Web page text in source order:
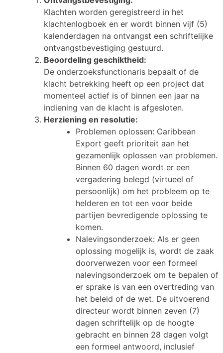
Klachten worden geregistreerd in het
klachtenlogboek en er wordt binnen vijf (5)
kalenderdagen na ontvangst een schriftelijke
ontvangstbevestiging gestuurd.
Beoordeling geschiktheid:
De onderzoeksfunctionaris bepaalt of de
klacht betrekking heeft op een project dat
momenteel actief is of binnen een jaar na
indiening van de klacht is afgesloten.
Herziening en resolutie:
Problemen oplossen: Caribbean
Export geeft prioriteit aan het
gezamenlijk oplossen van problemen.
Binnen 60 dagen wordt er een
vergadering belegd (virtueel of
persoonlijk) om het probleem op te
helderen en tot een voor beide
partijen bevredigende oplossing te
komen.
Nalevingsonderzoek: Als er geen
oplossing mogelijk is, wordt de zaak
doorverwezen voor een formeel
nalevingsonderzoek om te bepalen of
er sprake is van een overtreding van
het beleid of de wet. De uitvoerend
directeur wordt binnen zeven (7)
dagen schriftelijk op de hoogte
gebracht en binnen 28 dagen volgt
een formeel antwoord, inclusief